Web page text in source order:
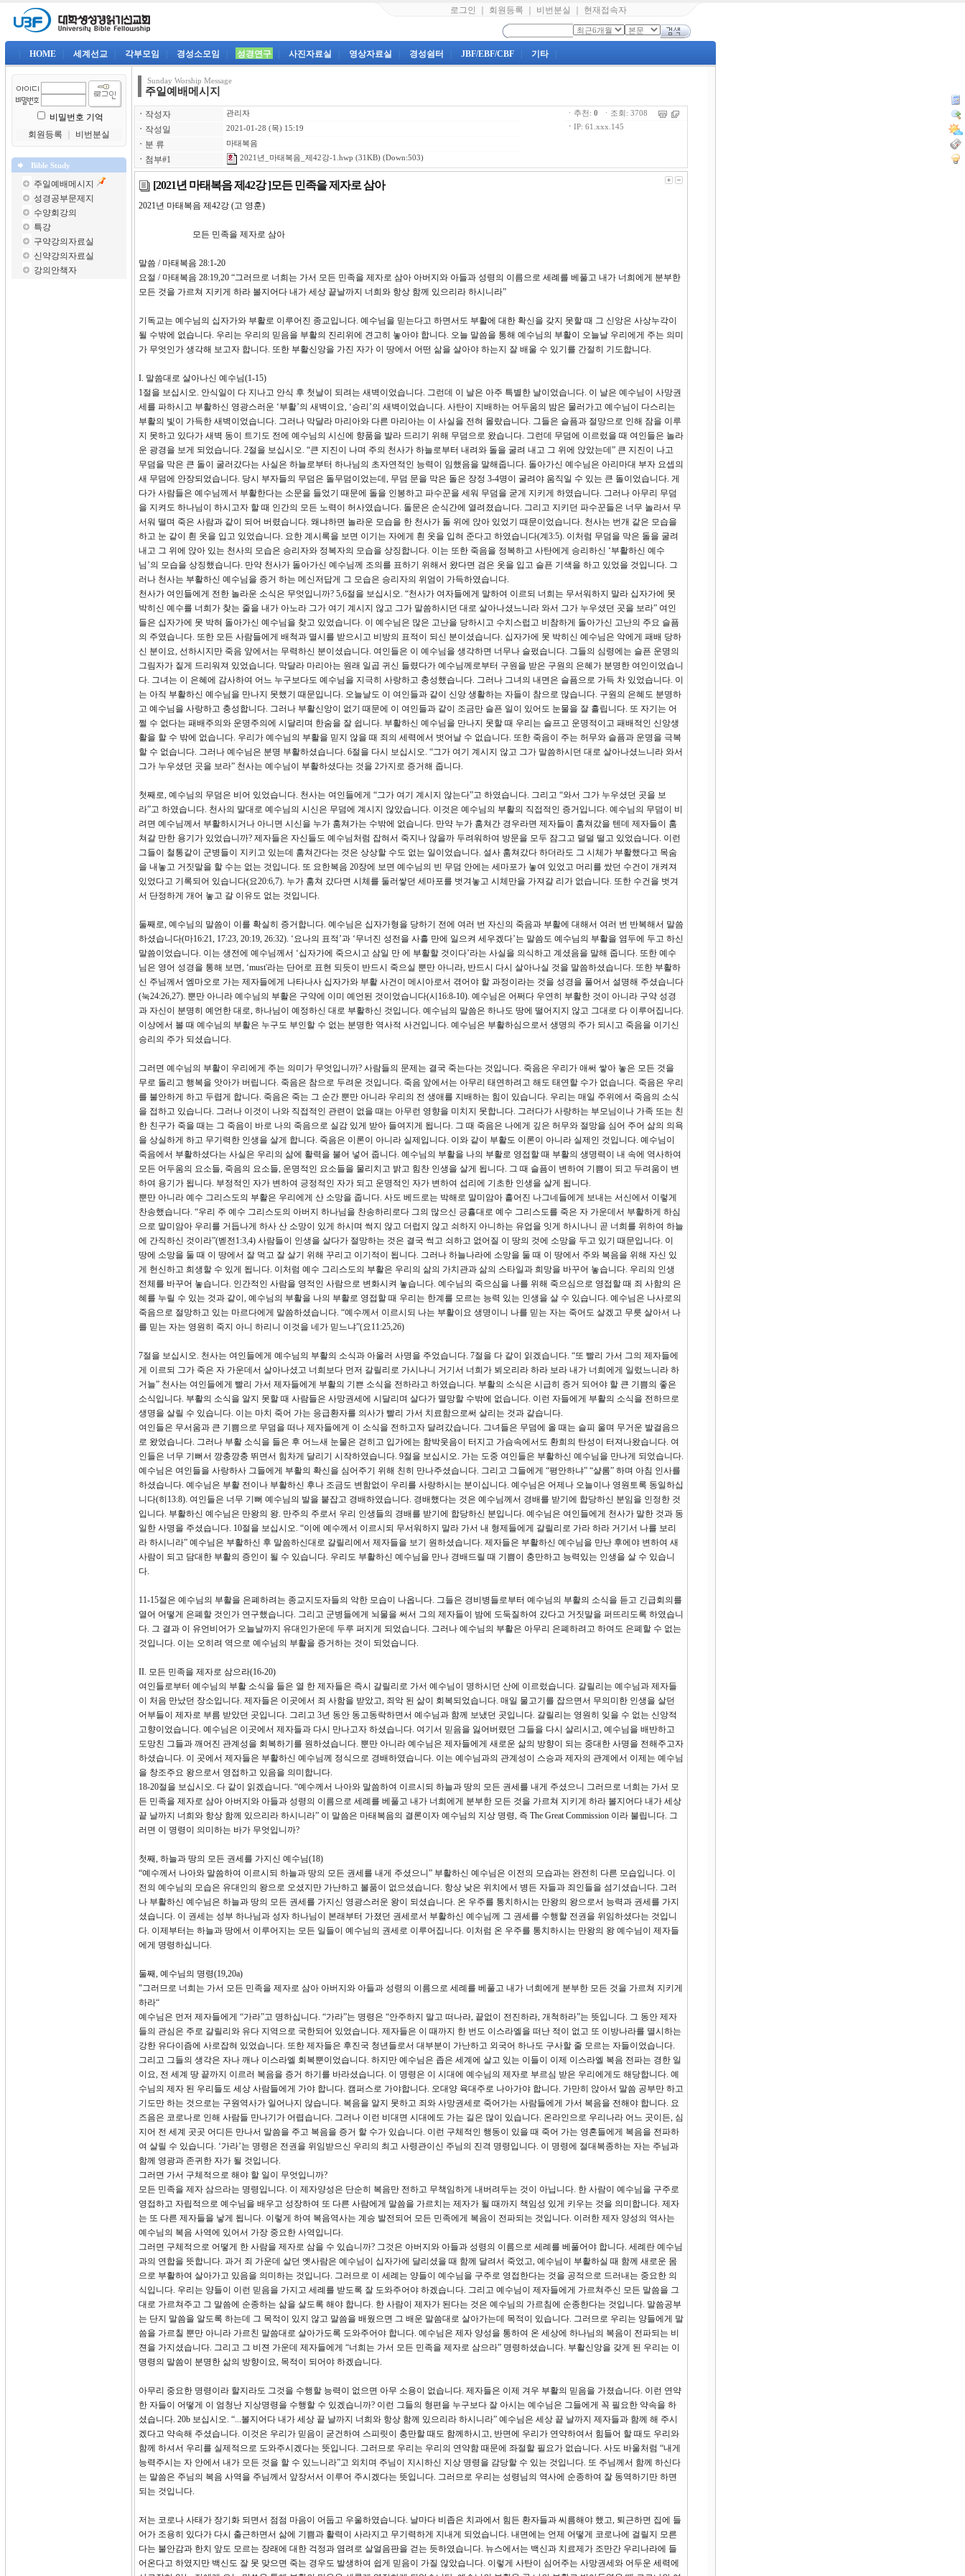
로그인 회원등록 비번분실 현재접속자
HOME 세계선교 각부모임 경성소모임 성경연구 사진자료실 영상자료실 경성쉼터 JBF/EBF/CBF 기타
비밀번호 기억
회원등록
비번분실
Bible Study
주일예배메시지
성경공부문제지
수양회강의
특강
구약강의자료실
신약강의자료실
강의안책자
Sunday Worship Message
주일예배메시지
ㆍ 작성자 관리자
ㆍ 작성일 2021-01-28 (목) 15:19
ㆍ 분 류 마태복음
ㆍ 첨부#1 2021년_마태복음_제42강-1.hwp (31KB) (Down:503)
ㆍ추천: 0 ㆍ조회: 3708
ㆍ IP: 61.xxx.145
[2021년 마태복음 제42강 ]모든 민족을 제자로 삼아
2021년 마태복음 제42강 (고 영훈)
모든 민족을 제자로 삼아
말씀 / 마태복음 28:1-20
요절 / 마태복음 28:19,20 “그러므로 너희는 가서 모든 민족을 제자로 삼아 아버지와 아들과 성령의 이름으로 세례를 베풀고 내가 너희에게 분부한
모든 것을 가르쳐 지키게 하라 볼지어다 내가 세상 끝날까지 너희와 항상 함께 있으리라 하시니라”
기독교는 예수님의 십자가와 부활로 이루어진 종교입니다. 예수님을 믿는다고 하면서도 부활에 대한 확신을 갖지 못할 때 그 신앙은 사상누각이
될 수밖에 없습니다. 우리는 우리의 믿음을 부활의 진리위에 견고히 놓아야 합니다. 오늘 말씀을 통해 예수님의 부활이 오늘날 우리에게 주는 의미
가 무엇인가 생각해 보고자 합니다. 또한 부활신앙을 가진 자가 이 땅에서 어떤 삶을 살아야 하는지 잘 배울 수 있기를 간절히 기도합니다.
I. 말씀대로 살아나신 예수님(1-15)
1절을 보십시오. 안식일이 다 지나고 안식 후 첫날이 되려는 새벽이었습니다. 그런데 이 날은 아주 특별한 날이었습니다. 이 날은 예수님이 사망권
세를 파하시고 부활하신 영광스러운 ‘부활’의 새벽이요, ‘승리’의 새벽이었습니다. 사탄이 지배하는 어두움의 밤은 물러가고 예수님이 다스리는
부활의 빛이 가득한 새벽이었습니다. 그러나 막달라 마리아와 다른 마리아는 이 사실을 전혀 몰랐습니다. 그들은 슬픔과 절망으로 인해 잠을 이루
지 못하고 있다가 새벽 동이 트기도 전에 예수님의 시신에 향품을 발라 드리기 위해 무덤으로 왔습니다. 그런데 무덤에 이르렀을 때 여인들은 놀라
운 광경을 보게 되었습니다. 2절을 보십시오. “큰 지진이 나며 주의 천사가 하늘로부터 내려와 돌을 굴려 내고 그 위에 앉았는데” 큰 지진이 나고
무덤을 막은 큰 돌이 굴러갔다는 사실은 하늘로부터 하나님의 초자연적인 능력이 임했음을 말해줍니다. 돌아가신 예수님은 아리마대 부자 요셉의
새 무덤에 안장되었습니다. 당시 부자들의 무덤은 돌무덤이었는데, 무덤 문을 막은 돌은 장정 3-4명이 굴려야 움직일 수 있는 큰 돌이었습니다. 게
다가 사람들은 예수님께서 부활한다는 소문을 들었기 때문에 돌을 인봉하고 파수꾼을 세워 무덤을 굳게 지키게 하였습니다. 그러나 아무리 무덤
을 지켜도 하나님이 하시고자 할 때 인간의 모든 노력이 허사였습니다. 돌문은 순식간에 열려졌습니다. 그리고 지키던 파수꾼들은 너무 놀라서 무
서워 떨며 죽은 사람과 같이 되어 버렸습니다. 왜냐하면 놀라운 모습을 한 천사가 돌 위에 앉아 있었기 때문이었습니다. 천사는 번개 같은 모습을
하고 눈 같이 흰 옷을 입고 있었습니다. 요한 계시록을 보면 이기는 자에게 흰 옷을 입혀 준다고 하였습니다(계3:5). 이처럼 무덤을 막은 돌을 굴려
내고 그 위에 앉아 있는 천사의 모습은 승리자와 정복자의 모습을 상징합니다. 이는 또한 죽음을 정복하고 사탄에게 승리하신 ‘부활하신 예수
님’의 모습을 상징했습니다. 만약 천사가 돌아가신 예수님께 조의를 표하기 위해서 왔다면 검은 옷을 입고 슬픈 기색을 하고 있었을 것입니다. 그
러나 천사는 부활하신 예수님을 증거 하는 메신저답게 그 모습은 승리자의 위엄이 가득하였습니다.
천사가 여인들에게 전한 놀라운 소식은 무엇입니까? 5,6절을 보십시오. “천사가 여자들에게 말하여 이르되 너희는 무서워하지 말라 십자가에 못
박히신 예수를 너희가 찾는 줄을 내가 아노라 그가 여기 계시지 않고 그가 말씀하시던 대로 살아나셨느니라 와서 그가 누우셨던 곳을 보라” 여인
들은 십자가에 못 박혀 돌아가신 예수님을 찾고 있었습니다. 이 예수님은 많은 고난을 당하시고 수치스럽고 비참하게 돌아가신 고난의 주요 슬픔
의 주였습니다. 또한 모든 사람들에게 배척과 멸시를 받으시고 비방의 표적이 되신 분이셨습니다. 십자가에 못 박히신 예수님은 악에게 패배 당하
신 분이요, 선하시지만 죽음 앞에서는 무력하신 분이셨습니다. 여인들은 이 예수님을 생각하면 너무나 슬펐습니다. 그들의 심령에는 슬픈 운명의
그림자가 짙게 드리워져 있었습니다. 막달라 마리아는 원래 일곱 귀신 들렸다가 예수님께로부터 구원을 받은 구원의 은혜가 분명한 여인이었습니
다. 그녀는 이 은혜에 감사하여 어느 누구보다도 예수님을 지극히 사랑하고 충성했습니다. 그러나 그녀의 내면은 슬픔으로 가득 차 있었습니다. 이
는 아직 부활하신 예수님을 만나지 못했기 때문입니다. 오늘날도 이 여인들과 같이 신앙 생활하는 자들이 참으로 많습니다. 구원의 은혜도 분명하
고 예수님을 사랑하고 충성합니다. 그러나 부활신앙이 없기 때문에 이 여인들과 같이 조금만 슬픈 일이 있어도 눈물을 잘 흘립니다. 또 자기는 어
쩔 수 없다는 패배주의와 운명주의에 시달리며 한숨을 잘 쉽니다. 부활하신 예수님을 만나지 못할 때 우리는 슬프고 운명적이고 패배적인 신앙생
활을 할 수 밖에 없습니다. 우리가 예수님의 부활을 믿지 않을 때 죄의 세력에서 벗어날 수 없습니다. 또한 죽음이 주는 허무와 슬픔과 운명을 극복
할 수 없습니다. 그러나 예수님은 분명 부활하셨습니다. 6절을 다시 보십시오. “그가 여기 계시지 않고 그가 말씀하시던 대로 살아나셨느니라 와서
그가 누우셨던 곳을 보라” 천사는 예수님이 부활하셨다는 것을 2가지로 증거해 줍니다.
첫째로, 예수님의 무덤은 비어 있었습니다. 천사는 여인들에게 “그가 여기 계시지 않는다”고 하였습니다. 그리고 “와서 그가 누우셨던 곳을 보
라”고 하였습니다. 천사의 말대로 예수님의 시신은 무덤에 계시지 않았습니다. 이것은 예수님의 부활의 직접적인 증거입니다. 예수님의 무덤이 비
려면 예수님께서 부활하시거나 아니면 시신을 누가 훔쳐가는 수밖에 없습니다. 만약 누가 훔쳐간 경우라면 제자들이 훔쳐갔을 텐데 제자들이 훔
쳐갈 만한 용기가 있었습니까? 제자들은 자신들도 예수님처럼 잡혀서 죽지나 않을까 두려워하여 방문을 모두 잠그고 덜덜 떨고 있었습니다. 이런
그들이 철통같이 군병들이 지키고 있는데 훔쳐간다는 것은 상상할 수도 없는 일이었습니다. 설사 훔쳐갔다 하더라도 그 시체가 부활했다고 목숨
을 내놓고 거짓말을 할 수는 없는 것입니다. 또 요한복음 20장에 보면 예수님의 빈 무덤 안에는 세마포가 놓여 있었고 머리를 쌌던 수건이 개켜져
있었다고 기록되어 있습니다(요20:6,7). 누가 훔쳐 갔다면 시체를 둘러쌓던 세마포를 벗겨놓고 시체만을 가져갈 리가 없습니다. 또한 수건을 벗겨
서 단정하게 개어 놓고 갈 이유도 없는 것입니다.
둘째로, 예수님의 말씀이 이를 확실히 증거합니다. 예수님은 십자가형을 당하기 전에 여러 번 자신의 죽음과 부활에 대해서 여러 번 반복해서 말씀
하셨습니다(마16:21, 17:23, 20:19, 26:32). ‘요나의 표적’과 ‘무너진 성전을 사흘 만에 일으켜 세우겠다’는 말씀도 예수님의 부활을 염두에 두고 하신
말씀이었습니다. 이는 생전에 예수님께서 ‘십자가에 죽으시고 삼일 만 에 부활할 것이다’라는 사실을 의식하고 계셨음을 말해 줍니다. 또한 예수
님은 영어 성경을 통해 보면, ‘must'라는 단어로 표현 되듯이 반드시 죽으실 뿐만 아니라, 반드시 다시 살아나실 것을 말씀하셨습니다. 또한 부활하
신 주님께서 엠마오로 가는 제자들에게 나타나사 십자가와 부활 사건이 메시아로서 겪어야 할 과정이라는 것을 성경을 풀어서 설명해 주셨습니다
(눅24:26,27). 뿐만 아니라 예수님의 부활은 구약에 이미 예언된 것이었습니다(시16:8-10). 예수님은 어쩌다 우연히 부활한 것이 아니라 구약 성경
과 자신이 분명히 예언한 대로, 하나님이 예정하신 대로 부활하신 것입니다. 예수님의 말씀은 하나도 땅에 떨어지지 않고 그대로 다 이루어집니다.
이상에서 볼 때 예수님의 부활은 누구도 부인할 수 없는 분명한 역사적 사건입니다. 예수님은 부활하심으로서 생명의 주가 되시고 죽음을 이기신
승리의 주가 되셨습니다.
그러면 예수님의 부활이 우리에게 주는 의미가 무엇입니까? 사람들의 문제는 결국 죽는다는 것입니다. 죽음은 우리가 애써 쌓아 놓은 모든 것을
무로 돌리고 행복을 앗아가 버립니다. 죽음은 참으로 두려운 것입니다. 죽음 앞에서는 아무리 태연하려고 해도 태연할 수가 없습니다. 죽음은 우리
를 불안하게 하고 두렵게 합니다. 죽음은 죽는 그 순간 뿐만 아니라 우리의 전 생애를 지배하는 힘이 있습니다. 우리는 매일 주위에서 죽음의 소식
을 접하고 있습니다. 그러나 이것이 나와 직접적인 관련이 없을 때는 아무런 영향을 미치지 못합니다. 그러다가 사랑하는 부모님이나 가족 또는 친
한 친구가 죽을 때는 그 죽음이 바로 나의 죽음으로 실감 있게 받아 들여지게 됩니다. 그 때 죽음은 나에게 깊은 허무와 절망을 심어 주어 삶의 의욕
을 상실하게 하고 무기력한 인생을 살게 합니다. 죽음은 이론이 아니라 실제입니다. 이와 같이 부활도 이론이 아니라 실제인 것입니다. 예수님이
죽음에서 부활하셨다는 사실은 우리의 삶에 활력을 불어 넣어 줍니다. 예수님의 부활을 나의 부활로 영접할 때 부활의 생명력이 내 속에 역사하여
모든 어두움의 요소들, 죽음의 요소들, 운명적인 요소들을 물리치고 밝고 힘찬 인생을 살게 됩니다. 그 때 슬픔이 변하여 기쁨이 되고 두려움이 변
하여 용기가 됩니다. 부정적인 자가 변하여 긍정적인 자가 되고 운명적인 자가 변하여 섭리에 기초한 인생을 살게 됩니다.
뿐만 아니라 예수 그리스도의 부활은 우리에게 산 소망을 줍니다. 사도 베드로는 박해로 말미암아 흩어진 나그네들에게 보내는 서신에서 이렇게
찬송했습니다. “우리 주 예수 그리스도의 아버지 하나님을 찬송하리로다 그의 많으신 긍휼대로 예수 그리스도를 죽은 자 가운데서 부활하게 하심
으로 말미암아 우리를 거듭나게 하사 산 소망이 있게 하시며 썩지 않고 더럽지 않고 쇠하지 아니하는 유업을 잇게 하시나니 곧 너희를 위하여 하늘
에 간직하신 것이라”(벧전1:3,4) 사람들이 인생을 살다가 절망하는 것은 결국 썩고 쇠하고 없어질 이 땅의 것에 소망을 두고 있기 때문입니다. 이
땅에 소망을 둘 때 이 땅에서 잘 먹고 잘 살기 위해 꾸리고 이기적이 됩니다. 그러나 하늘나라에 소망을 둘 때 이 땅에서 주와 복음을 위해 자신 있
게 헌신하고 희생할 수 있게 됩니다. 이처럼 예수 그리스도의 부활은 우리의 삶의 가치관과 삶의 스타일과 희망을 바꾸어 놓습니다. 우리의 인생
전체를 바꾸어 놓습니다. 인간적인 사람을 영적인 사람으로 변화시켜 놓습니다. 예수님의 죽으심을 나를 위해 죽으심으로 영접할 때 죄 사함의 은
혜를 누릴 수 있는 것과 같이, 예수님의 부활을 나의 부활로 영접할 때 우리는 한계를 모르는 능력 있는 인생을 살 수 있습니다. 예수님은 나사로의
죽음으로 절망하고 있는 마르다에게 말씀하셨습니다. “예수께서 이르시되 나는 부활이요 생명이니 나를 믿는 자는 죽어도 살겠고 무릇 살아서 나
를 믿는 자는 영원히 죽지 아니 하리니 이것을 네가 믿느냐”(요11:25,26)
7절을 보십시오. 천사는 여인들에게 예수님의 부활의 소식과 아울러 사명을 주었습니다. 7절을 다 같이 읽겠습니다. “또 빨리 가서 그의 제자들에
게 이르되 그가 죽은 자 가운데서 살아나셨고 너희보다 먼저 갈릴리로 가시나니 거기서 너희가 뵈오리라 하라 보라 내가 너희에게 일렀느니라 하
거늘” 천사는 여인들에게 빨리 가서 제자들에게 부활의 기쁜 소식을 전하라고 하였습니다. 부활의 소식은 시급히 증거 되어야 할 큰 기쁨의 좋은
소식입니다. 부활의 소식을 알지 못할 때 사람들은 사망권세에 시달리며 살다가 멸망할 수밖에 없습니다. 이런 자들에게 부활의 소식을 전하므로
생명을 살릴 수 있습니다. 이는 마치 죽어 가는 응급환자를 의사가 빨리 가서 치료함으로써 살리는 것과 같습니다.
여인들은 무서움과 큰 기쁨으로 무덤을 떠나 제자들에게 이 소식을 전하고자 달려갔습니다. 그녀들은 무덤에 올 때는 슬피 울며 무거운 발걸음으
로 왔었습니다. 그러나 부활 소식을 들은 후 어느새 눈물은 걷히고 입가에는 함박웃음이 터지고 가슴속에서도 환희의 탄성이 터져나왔습니다. 여
인들은 너무 기뻐서 깡충깡충 뛰면서 힘차게 달리기 시작하였습니다. 9절을 보십시오. 가는 도중 여인들은 부활하신 예수님을 만나게 되었습니다.
예수님은 여인들을 사랑하사 그들에게 부활의 확신을 심어주기 위해 친히 만나주셨습니다. 그리고 그들에게 “평안하냐” “샬롬” 하며 아침 인사를
하셨습니다. 예수님은 부활 전이나 부활하신 후나 조금도 변함없이 우리를 사랑하시는 분이십니다. 예수님은 어제나 오늘이나 영원토록 동일하십
니다(히13:8). 여인들은 너무 기뻐 예수님의 발을 붙잡고 경배하였습니다. 경배했다는 것은 예수님께서 경배를 받기에 합당하신 분임을 인정한 것
입니다. 부활하신 예수님은 만왕의 왕. 만주의 주로서 우리 인생들의 경배를 받기에 합당하신 분입니다. 예수님은 여인들에게 천사가 말한 것과 동
일한 사명을 주셨습니다. 10절을 보십시오. “이에 예수께서 이르시되 무서워하지 말라 가서 내 형제들에게 갈릴리로 가라 하라 거기서 나를 보리
라 하시니라” 예수님은 부활하신 후 말씀하신대로 갈릴리에서 제자들을 보기 원하셨습니다. 제자들은 부활하신 예수님을 만난 후에야 변하여 새
사람이 되고 담대한 부활의 증인이 될 수 있습니다. 우리도 부활하신 예수님을 만나 경배드릴 때 기쁨이 충만하고 능력있는 인생을 살 수 있습니
다.
11-15절은 예수님의 부활을 은폐하려는 종교지도자들의 악한 모습이 나옵니다. 그들은 경비병들로부터 예수님의 부활의 소식을 듣고 긴급회의를
열어 어떻게 은폐할 것인가 연구했습니다. 그리고 군병들에게 뇌물을 써서 그의 제자들이 밤에 도둑질하여 갔다고 거짓말을 퍼뜨리도록 하였습니
다. 그 결과 이 유언비어가 오늘날까지 유대인가운데 두루 퍼지게 되었습니다. 그러나 예수님의 부활은 아무리 은폐하려고 하여도 은폐할 수 없는
것입니다. 이는 오히려 역으로 예수님의 부활을 증거하는 것이 되었습니다.
II. 모든 민족을 제자로 삼으라(16-20)
여인들로부터 예수님의 부활 소식을 들은 열 한 제자들은 즉시 갈릴리로 가서 예수님이 명하시던 산에 이르렀습니다. 갈릴리는 예수님과 제자들
이 처음 만났던 장소입니다. 제자들은 이곳에서 죄 사함을 받았고, 죄악 된 삶이 회복되었습니다. 매일 물고기를 잡으면서 무의미한 인생을 살던
어부들이 제자로 부름 받았던 곳입니다. 그리고 3년 동안 동고동락하면서 예수님과 함께 보냈던 곳입니다. 갈릴리는 영원히 잊을 수 없는 신앙적
고향이었습니다. 예수님은 이곳에서 제자들과 다시 만나고자 하셨습니다. 여기서 믿음을 잃어버렸던 그들을 다시 살리시고, 예수님을 배반하고
도망친 그들과 깨어진 관계성을 회복하기를 원하셨습니다. 뿐만 아니라 예수님은 제자들에게 새로운 삶의 방향이 되는 중대한 사명을 전해주고자
하셨습니다. 이 곳에서 제자들은 부활하신 예수님께 정식으로 경배하였습니다. 이는 예수님과의 관계성이 스승과 제자의 관계에서 이제는 예수님
을 창조주요 왕으로서 영접하고 있음을 의미합니다.
18-20절을 보십시오. 다 같이 읽겠습니다. “예수께서 나아와 말씀하여 이르시되 하늘과 땅의 모든 권세를 내게 주셨으니 그러므로 너희는 가서 모
든 민족을 제자로 삼아 아버지와 아들과 성령의 이름으로 세례를 베풀고 내가 너희에게 분부한 모든 것을 가르쳐 지키게 하라 볼지어다 내가 세상
끝 날까지 너희와 항상 함께 있으리라 하시니라” 이 말씀은 마태복음의 결론이자 예수님의 지상 명령, 즉 The Great Commission 이라 불립니다. 그
러면 이 명령이 의미하는 바가 무엇입니까?
첫째, 하늘과 땅의 모든 권세를 가지신 예수님(18)
“예수께서 나아와 말씀하여 이르시되 하늘과 땅의 모든 권세를 내게 주셨으니” 부활하신 예수님은 이전의 모습과는 완전히 다른 모습입니다. 이
전의 예수님의 모습은 유대인의 왕으로 오셨지만 가난하고 볼품이 없으셨습니다. 항상 낮은 위치에서 병든 자들과 죄인들을 섬기셨습니다. 그러
나 부활하신 예수님은 하늘과 땅의 모든 권세를 가지신 영광스러운 왕이 되셨습니다. 온 우주를 통치하시는 만왕의 왕으로서 능력과 권세를 가지
셨습니다. 이 권세는 성부 하나님과 성자 하나님이 본래부터 가졌던 권세로서 부활하신 예수님께 그 권세를 수행할 전권을 위임하셨다는 것입니
다. 이제부터는 하늘과 땅에서 이루어지는 모든 일들이 예수님의 권세로 이루어집니다. 이처럼 온 우주를 통치하시는 만왕의 왕 예수님이 제자들
에게 명령하십니다.
둘째, 예수님의 명령(19,20a)
"그러므로 너희는 가서 모든 민족을 제자로 삼아 아버지와 아들과 성령의 이름으로 세례를 베풀고 내가 너희에게 분부한 모든 것을 가르쳐 지키게
하라“
예수님은 먼저 제자들에게 “가라”고 명하십니다. “가라”는 명령은 “안주하지 말고 떠나라, 끝없이 전진하라, 개척하라”는 뜻입니다. 그 동안 제자
들의 관심은 주로 갈릴리와 유다 지역으로 국한되어 있었습니다. 제자들은 이 때까지 한 번도 이스라엘을 떠난 적이 없고 또 이방나라를 멸시하는
강한 유다이즘에 사로잡혀 있었습니다. 또한 제자들은 후진국 청년들로서 대부분이 가난하고 외국어 하나도 구사할 줄 모르는 자들이었습니다.
그리고 그들의 생각은 자나 깨나 이스라엘 회복뿐이었습니다. 하지만 예수님은 좁은 세계에 살고 있는 이들이 이제 이스라엘 복음 전파는 경한 일
이요, 전 세계 땅 끝까지 이르러 복음을 증거 하기를 바라셨습니다. 이 명령은 이 시대에 예수님의 제자로 부르심 받은 우리에게도 해당합니다. 예
수님의 제자 된 우리들도 세상 사람들에게 가야 합니다. 캠퍼스로 가야합니다. 오대양 육대주로 나아가야 합니다. 가만히 앉아서 말씀 공부만 하고
기도만 하는 것으로는 구원역사가 일어나지 않습니다. 복음을 알지 못하고 죄와 사망권세로 죽어가는 사람들에게 가서 복음을 전해야 합니다. 요
즈음은 코로나로 인해 사람들 만나기가 어렵습니다. 그러나 이런 비대면 시대에도 가는 길은 많이 있습니다. 온라인으로 우리나라 어느 곳이든, 심
지어 전 세계 곳곳 어디든 만나서 말씀을 주고 복음을 증거 할 수가 있습니다. 이런 구체적인 행동이 있을 때 죽어 가는 영혼들에게 복음을 전파하
여 살릴 수 있습니다. ‘가라’는 명령은 전권을 위임받으신 우리의 최고 사령관이신 주님의 진격 명령입니다. 이 명령에 절대복종하는 자는 주님과
함께 영광과 존귀한 자가 될 것입니다.
그러면 가서 구체적으로 해야 할 일이 무엇입니까?
모든 민족을 제자 삼으라는 명령입니다. 이 제자양성은 단순히 복음만 전하고 무책임하게 내버려두는 것이 아닙니다. 한 사람이 예수님을 구주로
영접하고 자립적으로 예수님을 배우고 성장하여 또 다른 사람에게 말씀을 가르치는 제자가 될 때까지 책임성 있게 키우는 것을 의미합니다. 제자
는 또 다른 제자들을 낳게 됩니다. 이렇게 하여 복음역사는 계승 발전되어 모든 민족에게 복음이 전파되는 것입니다. 이러한 제자 양성의 역사는
예수님의 복음 사역에 있어서 가장 중요한 사역입니다.
그러면 구체적으로 어떻게 한 사람을 제자로 삼을 수 있습니까? 그것은 아버지와 아들과 성령의 이름으로 세례를 베풀어야 합니다. 세례란 예수님
과의 연합을 뜻합니다. 과거 죄 가운데 살던 옛사람은 예수님이 십자가에 달리셨을 때 함께 달려서 죽었고, 예수님이 부활하실 때 함께 새로운 몸
으로 부활하여 살아가고 있음을 의미하는 것입니다. 그러므로 이 세례는 양들이 예수님을 구주로 영접한다는 것을 공적으로 드러내는 중요한 의
식입니다. 우리는 양들이 이런 믿음을 가지고 세례를 받도록 잘 도와주어야 하겠습니다. 그리고 예수님이 제자들에게 가르쳐주신 모든 말씀을 그
대로 가르쳐주고 그 말씀에 순종하는 삶을 살도록 해야 합니다. 한 사람이 제자가 된다는 것은 예수님의 가르침에 순종한다는 것입니다. 말씀공부
는 단지 말씀을 알도록 하는데 그 목적이 있지 않고 말씀을 배웠으면 그 배운 말씀대로 살아가는데 목적이 있습니다. 그러므로 우리는 양들에게 말
씀을 가르칠 뿐만 아니라 가르친 말씀대로 살아가도록 도와주어야 합니다. 예수님은 제자 양성을 통하여 온 세상에 하나님의 복음이 전파되는 비
젼을 가지셨습니다. 그리고 그 비젼 가운데 제자들에게 “너희는 가서 모든 민족을 제자로 삼으라” 명령하셨습니다. 부활신앙을 갖게 된 우리는 이
명령의 말씀이 분명한 삶의 방향이요, 목적이 되어야 하겠습니다.
아무리 중요한 명령이라 할지라도 그것을 수행할 능력이 없으면 아무 소용이 없습니다. 제자들은 이제 겨우 부활의 믿음을 가졌습니다. 이런 연약
한 자들이 어떻게 이 엄청난 지상명령을 수행할 수 있겠습니까? 이런 그들의 형편을 누구보다 잘 아시는 예수님은 그들에게 꼭 필요한 약속을 하
셨습니다. 20b 보십시오. “...볼지어다 내가 세상 끝 날까지 너희와 항상 함께 있으리라 하시니라” 예수님은 세상 끝 날까지 제자들과 함께 해 주시
겠다고 약속해 주셨습니다. 이것은 우리가 믿음이 굳건하여 스피릿이 충만할 때도 함께하시고, 반면에 우리가 연약하여서 힘들어 할 때도 우리와
함께 하셔서 우리를 실제적으로 도와주시겠다는 뜻입니다. 그러므로 우리는 우리의 연약함 때문에 좌절할 필요가 없습니다. 사도 바울처럼 “내게
능력주시는 자 안에서 내가 모든 것을 할 수 있느니라”고 외치며 주님이 지시하신 지상 명령을 감당할 수 있는 것입니다. 또 주님께서 함께 하신다
는 말씀은 주님의 복음 사역을 주님께서 앞장서서 이루어 주시겠다는 뜻입니다. 그러므로 우리는 성령님의 역사에 순종하여 잘 동역하기만 하면
되는 것입니다.
저는 코로나 사태가 장기화 되면서 점점 마음이 어둡고 우울하였습니다. 날마다 비좁은 치과에서 힘든 환자들과 씨름해야 했고, 퇴근하면 집에 들
어가 조용히 있다가 다시 출근하면서 삶에 기쁨과 활력이 사라지고 무기력하게 지내게 되었습니다. 내면에는 언제 어떻게 코로나에 걸릴지 모른
다는 불안감과 한치 앞도 모르는 장래에 대한 걱정과 염려로 살얼음판을 걷는 듯하였습니다. 뉴스에서는 백신과 치료제가 조만간 우리나라에 들
어온다고 하였지만 백신도 잘 못 맞으면 죽는 경우도 발생하여 쉽게 믿음이 가질 않았습니다. 이렇게 사탄이 심어주는 사망권세와 어두운 세력에